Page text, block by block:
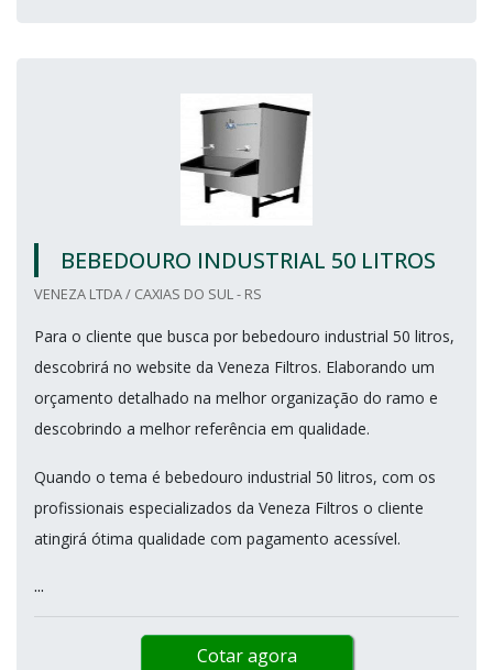
BEBEDOURO INDUSTRIAL 50 LITROS
VENEZA LTDA / CAXIAS DO SUL - RS
Para o cliente que busca por bebedouro industrial 50 litros,
descobrirá no website da Veneza Filtros. Elaborando um
orçamento detalhado na melhor organização do ramo e
descobrindo a melhor referência em qualidade.
Quando o tema é bebedouro industrial 50 litros, com os
profissionais especializados da Veneza Filtros o cliente
atingirá ótima qualidade com pagamento acessível.
...
Cotar agora